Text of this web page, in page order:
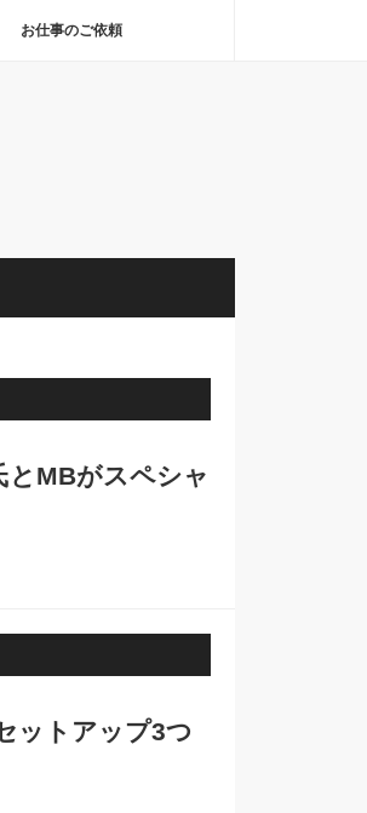
お仕事のご依頼
とMBがスペシャ
ットアップ3つ